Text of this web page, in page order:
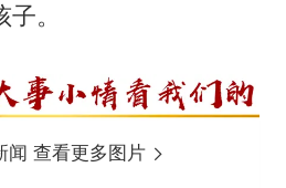
。
闻 查看更多图片